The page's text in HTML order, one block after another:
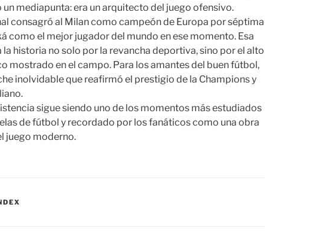
un mediapunta: era un arquitecto del juego ofensivo.
consagró al Milan como campeón de Europa por séptima
como el mejor jugador del mundo en ese momento. Esa
la historia no solo por la revancha deportiva, sino por el alto
mostrado en el campo. Para los amantes del buen fútbol,
inolvidable que reafirmó el prestigio de la Champions y
sigue siendo uno de los momentos más estudiados
de fútbol y recordado por los fanáticos como una obra
juego moderno.